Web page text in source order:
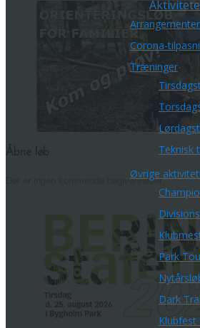
Corona-
Træninger
Teknisk
Øvrige
Park
Dark
Der er ingen kommende begivenheder.